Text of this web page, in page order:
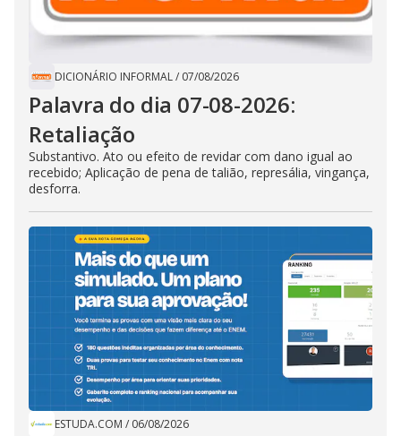
DICIONÁRIO INFORMAL/ 07/08/2026
Palavra do dia 07-08-2026:
Retaliação
Substantivo. Ato ou efeito de revidar com dano igual ao
recebido; Aplicação de pena de talião, represália, vingança,
desforra.
ESTUDA.COM / 06/08/2026